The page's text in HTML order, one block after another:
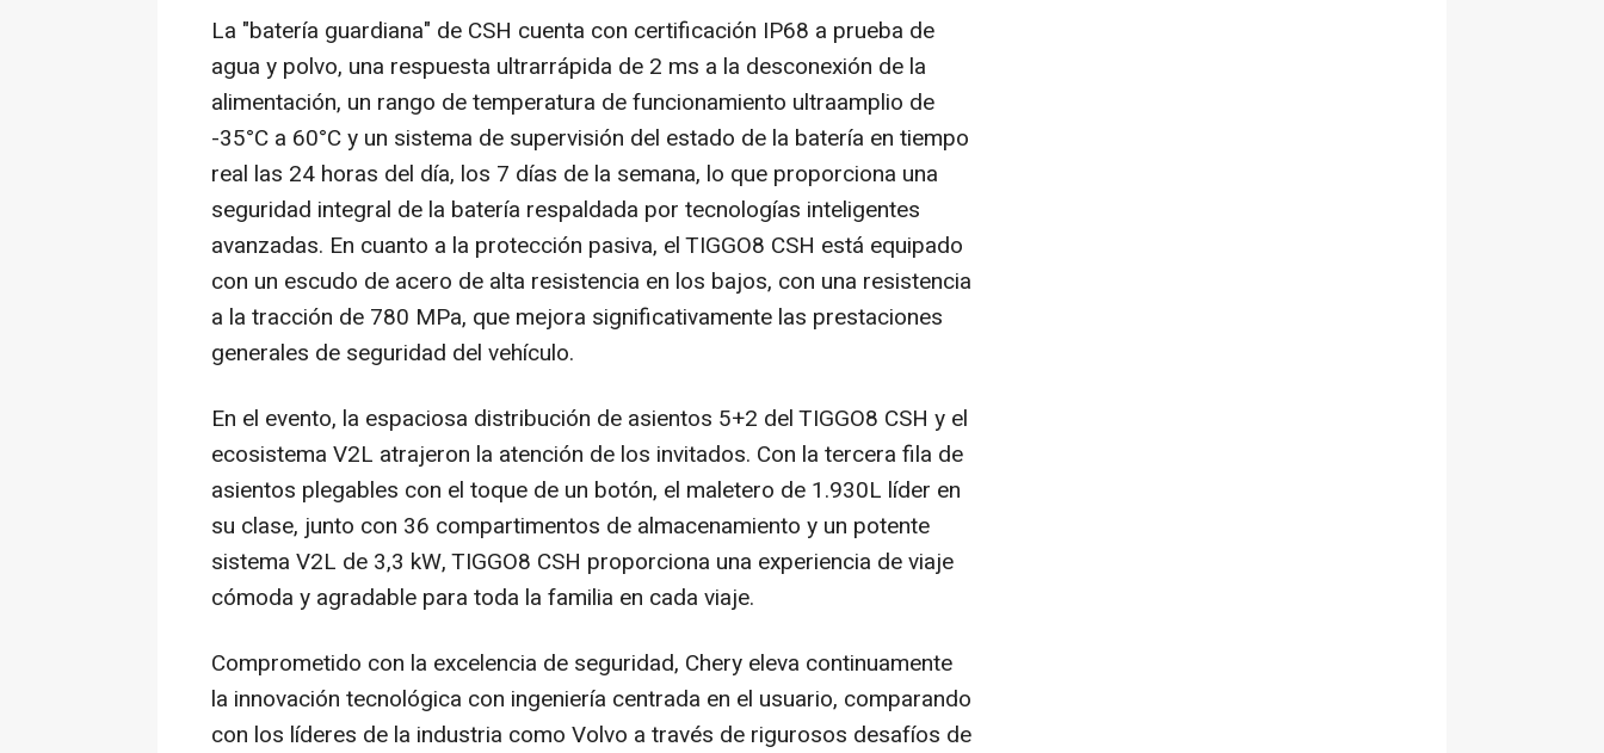
La "batería guardiana" de CSH cuenta con certificación IP68 a prueba de
agua y polvo, una respuesta ultrarrápida de 2 ms a la desconexión de la
alimentación, un rango de temperatura de funcionamiento ultraamplio de
-35°C a 60°C y un sistema de supervisión del estado de la batería en tiempo
real las 24 horas del día, los 7 días de la semana, lo que proporciona una
seguridad integral de la batería respaldada por tecnologías inteligentes
avanzadas. En cuanto a la protección pasiva, el TIGGO8 CSH está equipado
con un escudo de acero de alta resistencia en los bajos, con una resistencia
a la tracción de 780 MPa, que mejora significativamente las prestaciones
generales de seguridad del vehículo.
En el evento, la espaciosa distribución de asientos 5+2 del TIGGO8 CSH y el
ecosistema V2L atrajeron la atención de los invitados. Con la tercera fila de
asientos plegables con el toque de un botón, el maletero de 1.930L líder en
su clase, junto con 36 compartimentos de almacenamiento y un potente
sistema V2L de 3,3 kW, TIGGO8 CSH proporciona una experiencia de viaje
cómoda y agradable para toda la familia en cada viaje.
Comprometido con la excelencia de seguridad, Chery eleva continuamente
la innovación tecnológica con ingeniería centrada en el usuario, comparando
con los líderes de la industria como Volvo a través de rigurosos desafíos de